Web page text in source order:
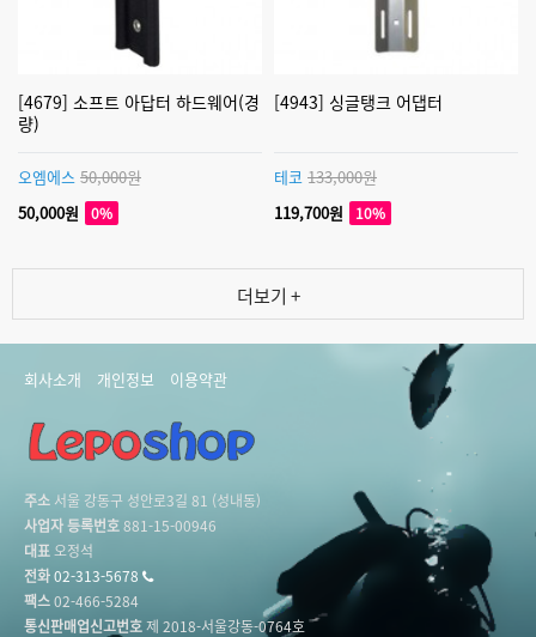
[4679] 소프트 아답터 하드웨어(경
량)
오엠에스 50,000원
50,000원
0%
[4943] 싱글탱크 어댑터
테코 133,000원
119,700원
10%
더보기 +
회사소개 개인정보 이용약관
주소 서울 강동구 성안로3길 81 (성내동)
사업자 등록번호881-15-00946
대표오정석
전화02-313-5678
팩스02-466-5284
통신판매업신고번호제 2018-서울강동-0764호